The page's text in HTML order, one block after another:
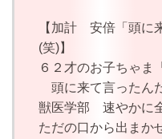
【加計 安倍「頭に
(笑)】
６２才のお子ちゃま
頭に来て言ったん
獣医学部 速やかに
ただの口から出まか